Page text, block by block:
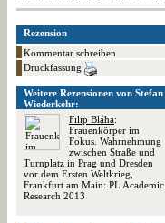
Rezension
Kommentar schreiben
Druckfassung
Weitere Rezensionen von Stefan
Wiederkehr:
Filip Bláha:
Frauenkörper im
Fokus. Wahrnehmung
zwischen Straße und
Turnplatz in Prag und Dresden
vor dem Ersten Weltkrieg,
Frankfurt am Main: PL Academic
Research 2013